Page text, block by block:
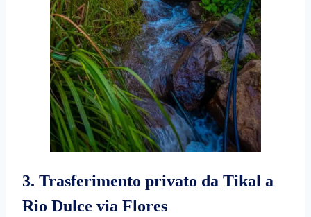
3. Trasferimento privato da Tikal a
Rio Dulce via Flores